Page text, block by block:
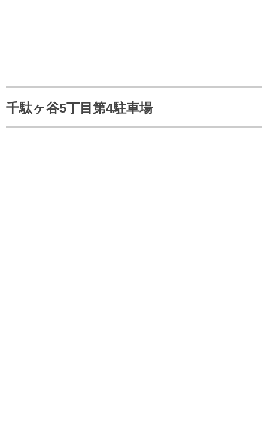
千駄ヶ谷5丁目第4駐車場